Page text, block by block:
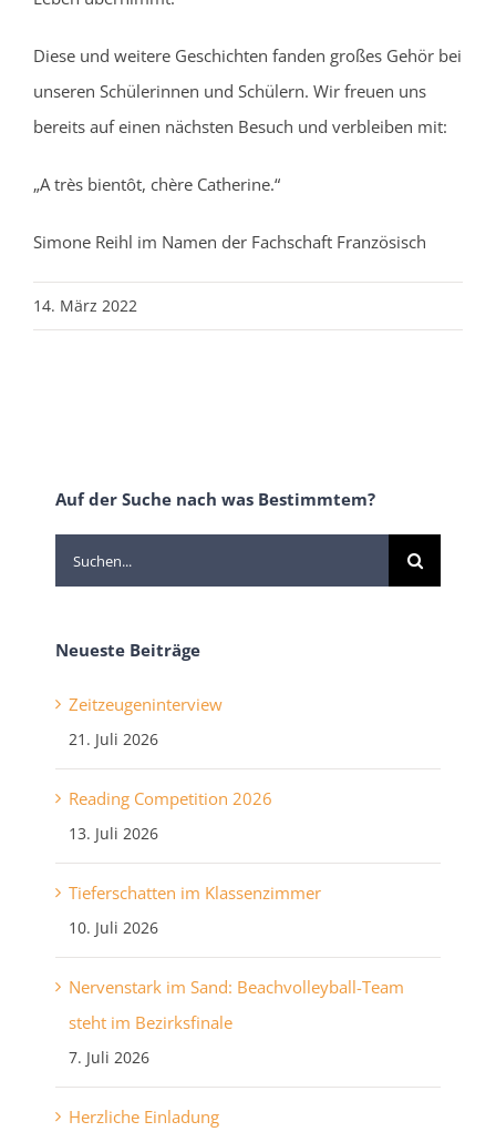
Diese und weitere Geschichten fanden großes Gehör bei
unseren Schülerinnen und Schülern. Wir freuen uns
bereits auf einen nächsten Besuch und verbleiben mit:
„A très bientôt, chère Catherine.“
Simone Reihl im Namen der Fachschaft Französisch
14. März 2022
Auf der Suche nach was Bestimmtem?
Suche
nach:
Neueste Beiträge
Zeitzeugeninterview
21. Juli 2026
Reading Competition 2026
13. Juli 2026
Tieferschatten im Klassenzimmer
10. Juli 2026
Nervenstark im Sand: Beachvolleyball-Team
steht im Bezirksfinale
7. Juli 2026
Herzliche Einladung